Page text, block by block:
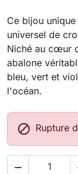
Ce bijou
universel de
Niché au cœur
abalone
bleu, vert et
l'océan.
 Rupture
